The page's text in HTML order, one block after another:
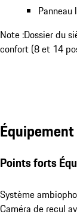
Note :Dossier du
confort (8 et 14
Équipement
Points forts
Système
Caméra de recul